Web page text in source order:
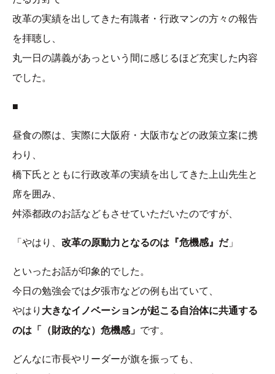
改革の実績を出してきた有識者・行政マンの方々の報告
を拝聴し、
丸一日の講義があっという間に感じるほど充実した内容
でした。
■
昼食の際は、実際に大阪府・大阪市などの政策立案に携
わり、
橋下氏とともに行政改革の実績を出してきた上山先生と
席を囲み、
舛添都政のお話などもさせていただいたのですが、
「やはり、 改革の原動力となるのは『危機感』だ」
といったお話が印象的でした。
今日の勉強会では夕張市などの例も出ていて、
やはり 大きなイノベーションが起こる自治体に共通する
のは「（財政的な）危機感」 です。
どんなに市長やリーダーが旗を振っても、